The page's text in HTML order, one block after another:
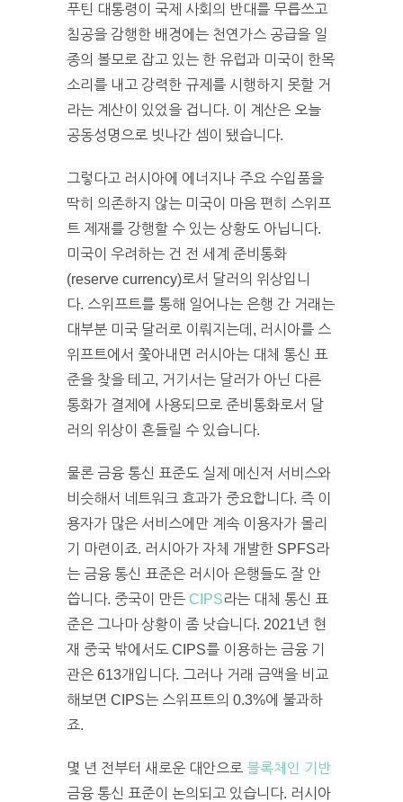
푸틴 대통령이 국제 사회의 반대를 무릅쓰고
침공을 감행한 배경에는 천연가스 공급을 일
종의 볼모로 잡고 있는 한 유럽과 미국이 한목
소리를 내고 강력한 규제를 시행하지 못할 거
라는 계산이 있었을 겁니다. 이 계산은 오늘
공동성명으로 빗나간 셈이 됐습니다.
그렇다고 러시아에 에너지나 주요 수입품을
딱히 의존하지 않는 미국이 마음 편히 스위프
트 제재를 강행할 수 있는 상황도 아닙니다.
미국이 우려하는 건 전 세계 준비통화
(reserve currency)로서 달러의 위상입니
다. 스위프트를 통해 일어나는 은행 간 거래는
대부분 미국 달러로 이뤄지는데, 러시아를 스
위프트에서 쫓아내면 러시아는 대체 통신 표
준을 찾을 테고, 거기서는 달러가 아닌 다른
통화가 결제에 사용되므로 준비통화로서 달
러의 위상이 흔들릴 수 있습니다.
물론 금융 통신 표준도 실제 메신저 서비스와
비슷해서 네트워크 효과가 중요합니다. 즉 이
용자가 많은 서비스에만 계속 이용자가 몰리
기 마련이죠. 러시아가 자체 개발한 SPFS라
는 금융 통신 표준은 러시아 은행들도 잘 안
씁니다. 중국이 만든 CIPS라는 대체 통신 표
준은 그나마 상황이 좀 낫습니다. 2021년 현
재 중국 밖에서도 CIPS를 이용하는 금융 기
관은 613개입니다. 그러나 거래 금액을 비교
해보면 CIPS는 스위프트의 0.3%에 불과하
죠.
몇 년 전부터 새로운 대안으로 블록체인 기반
금융 통신 표준이 논의되고 있습니다. 러시아